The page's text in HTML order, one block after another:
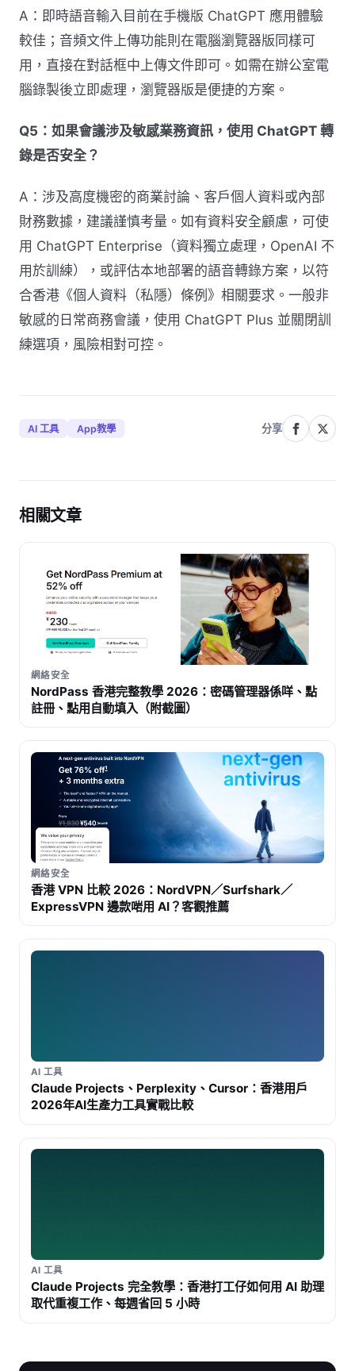
A：即時語音輸入目前在手機版 ChatGPT 應用體驗
較佳；音頻文件上傳功能則在電腦瀏覽器版同樣可
用，直接在對話框中上傳文件即可。如需在辦公室電
腦錄製後立即處理，瀏覽器版是便捷的方案。
Q5：如果會議涉及敏感業務資訊，使用 ChatGPT 轉
錄是否安全？
A：涉及高度機密的商業討論、客戶個人資料或內部
財務數據，建議謹慎考量。如有資料安全顧慮，可使
用 ChatGPT Enterprise（資料獨立處理，OpenAI 不
用於訓練），或評估本地部署的語音轉錄方案，以符
合香港《個人資料（私隱）條例》相關要求。一般非
敏感的日常商務會議，使用 ChatGPT Plus 並關閉訓
練選項，風險相對可控。
AI 工具 App教學 分享
相關文章
網絡安全
NordPass 香港完整教學 2026：密碼管理器係咩、點
註冊、點用自動填入（附截圖）
網絡安全
香港 VPN 比較 2026：NordVPN／Surfshark／
ExpressVPN 邊款啱用 AI？客觀推薦
AI 工具
Claude Projects、Perplexity、Cursor：香港用戶
2026年AI生產力工具實戰比較
AI 工具
Claude Projects 完全教學：香港打工仔如何用 AI 助理
取代重複工作、每週省回 5 小時